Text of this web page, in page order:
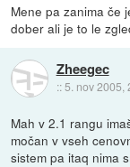
Mene pa zanima če
dober ali je to le
Zheegec
:: 5. nov 2005,
Mah v 2.1 rangu
močan v vseh
sistem pa itaq nima